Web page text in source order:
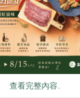
濟 # 國際合
RPET 食譜
食安 共同購買
查看完整內容..